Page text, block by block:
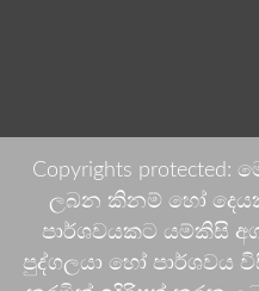
Copyrights
ලබන කිනම් හෝ
පාර්ශවයකට යම්කිසි
පුද්ගලයා හෝ පාර්ශවය